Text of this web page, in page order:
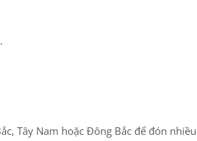
Tây Nam hoặc Đông Bắcđể đón